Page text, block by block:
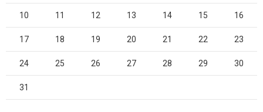
10 11 12 13 14 15 16
17 18 19 20 21 22 23
24 25 26 27 28 29 30
31